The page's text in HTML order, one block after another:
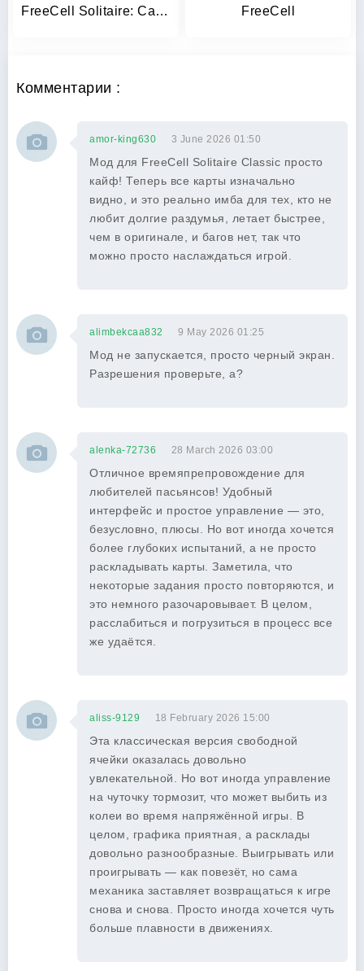
FreeCell Solitaire: Card Games FreeCell
Комментарии :
amor-king630 3 June 2026 01:50
Мод для FreeCell Solitaire Classic просто
кайф! Теперь все карты изначально
видно, и это реально имба для тех, кто не
любит долгие раздумья, летает быстрее,
чем в оригинале, и багов нет, так что
можно просто наслаждаться игрой.
alimbekcaa832 9 May 2026 01:25
Мод не запускается, просто черный экран.
Разрешения проверьте, а?
alenka-72736 28 March 2026 03:00
Отличное времяпрепровождение для
любителей пасьянсов! Удобный
интерфейс и простое управление — это,
безусловно, плюсы. Но вот иногда хочется
более глубоких испытаний, а не просто
раскладывать карты. Заметила, что
некоторые задания просто повторяются, и
это немного разочаровывает. В целом,
расслабиться и погрузиться в процесс все
же удаётся.
aliss-9129 18 February 2026 15:00
Эта классическая версия свободной
ячейки оказалась довольно
увлекательной. Но вот иногда управление
на чуточку тормозит, что может выбить из
колеи во время напряжённой игры. В
целом, графика приятная, а расклады
довольно разнообразные. Выигрывать или
проигрывать — как повезёт, но сама
механика заставляет возвращаться к игре
снова и снова. Просто иногда хочется чуть
больше плавности в движениях.